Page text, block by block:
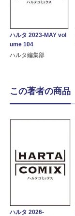
ハルタ 2023-MAY vol
ume 104
ハルタ編集部
この著者の商品
ハルタ 2026-